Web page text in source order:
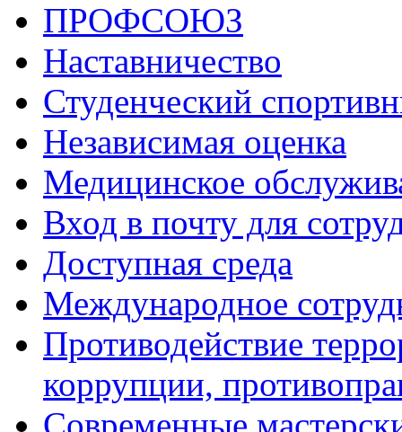
ПРОФСОЮЗ
Наставничество
Студенческий
Независимая оценка
Медицинское
Вход в почту для
Доступная среда
Международное
Противодействие
коррупции,